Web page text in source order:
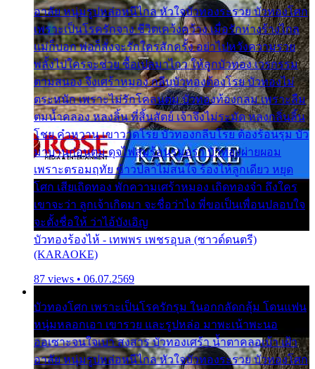
อาลัย หนุ่มรูปหล่อหนีไกล หัวใจบัวทองระรวย บัวทองโศก
เพราะเป็นโรครักจาง ชีวิตเคว้งคว้าง เมื่อรักห่างร้างไกล
แม่ก็บอก พ่อก็สั่งจะรักใครสักครั้ง อย่าไปหวังความรวย
พลั้งไปใครจะช่วย ซื้อเปลมาไกว ให้ลูกบัวทอง เวรกรรม
ตามสนอง จึงเศร้าหมอง กลีบบัวทองต้องโรย บัวทองไม่
ตระหนัก เพราะไม่รักโคลนตม บัวทองท้องกลม เพราะลืม
ตมน้ำคลอง หลงลิ้น ที่สิ้นสัตย์ เจ้าจึงไม่ระมัด หลงกลิ่นลิ้น
โชย คำหวาน เขาวาดโรย บัวทองกลีบโรย ต้องร้อนรุม บัว
มาบานก่อนตูม ดุจไฟสุมร้อนรุมอุรา บัวทองผ่ายผอม
เพราะตรอมฤทัย ข้าวปลาไม่สนใจ ร้องไห้ลูกเดียว หยุด
โศก เสียเถิดทอง พักความเศร้าหมอง เถิดทองจ๋า ถึงใคร
เขาจะว่า ลูกเจ้าเกิดมา จะชื่อว่าไง พี่ขอเป็นเพื่อนปลอบใจ
จะตั้งชื่อให้ ว่าไอ้บังเอิญ
บัวทองร้องไห้ - เทพพร เพชรอุบล (ซาวด์ดนตรี)
(KARAOKE)
87 views • 06.07.2569
บัวทองโศก เพราะเป็นโรครักรุม ในอกกลัดกลุ้ม โดนแฟน
หนุ่มหลอกเอา เขารวย และรูปหล่อ มาพะเน้าพะนอ
ออเซาะจนใจเบา สงสาร บัวทองเศร้า น้ำตาคลอเบ้า เฝ้า
อาลัย หนุ่มรูปหล่อหนีไกล หัวใจบัวทองระรวย บัวทองโศก